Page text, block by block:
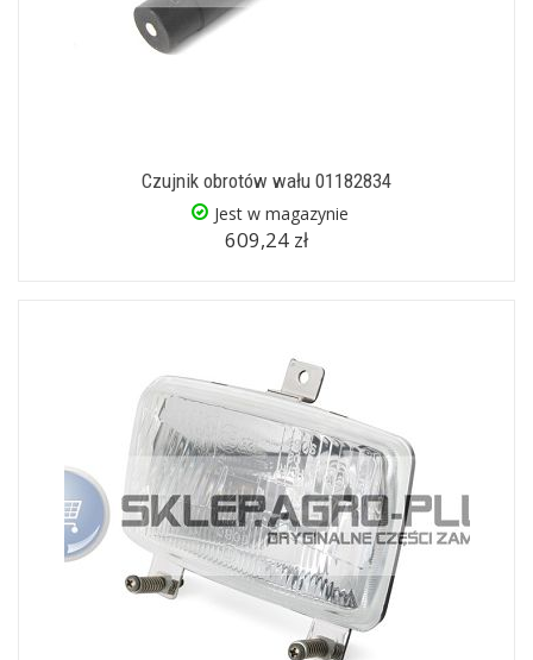
Czujnik obrotów wału 01182834
Jest w magazynie
609,24 zł